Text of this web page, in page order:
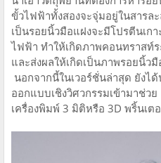
ขั้วไฟฟ้าทั้งสองจะจุ่มอยู่ในสาร
เป็นรอยนิ้วมือแฝงจะมีโปรตีนเ
ไฟฟ้า ทำให้เกิดภาพคอนทราสท์
และส่งผลให้เกิดเป็นภาพรอยนิ้ว
นอกจากนี้ในเวอร์ชั่นล่าสุด ยังไ
ออกแบบเชิงวิศวกรรมเข้ามาช่
เครื่องพิมพ์ 3 มิติหรือ 3D พริ้นเต